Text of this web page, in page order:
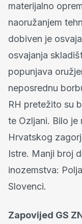
materijalno
naoružanjem
dobiven je
osvajanja
popunjava
neposrednu
RH pretežito su
te Ozljani. Bilo
Hrvatskog
Istre. Manji broj
inozemstva:
Slovenci.
Zapovijed GS